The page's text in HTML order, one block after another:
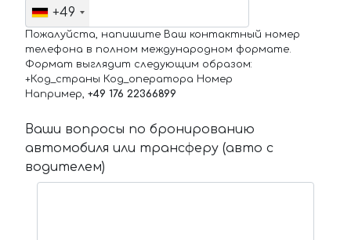
+49
Пожалуйста, напишите Ваш контактный номер
телефона в полном международном формате.
Формат выглядит следующим образом:
+Код_страны Код_оператора Номер
Например, +49 176 22366899
Ваши вопросы по бронированию
автомобиля или трансферу (авто с
водителем)